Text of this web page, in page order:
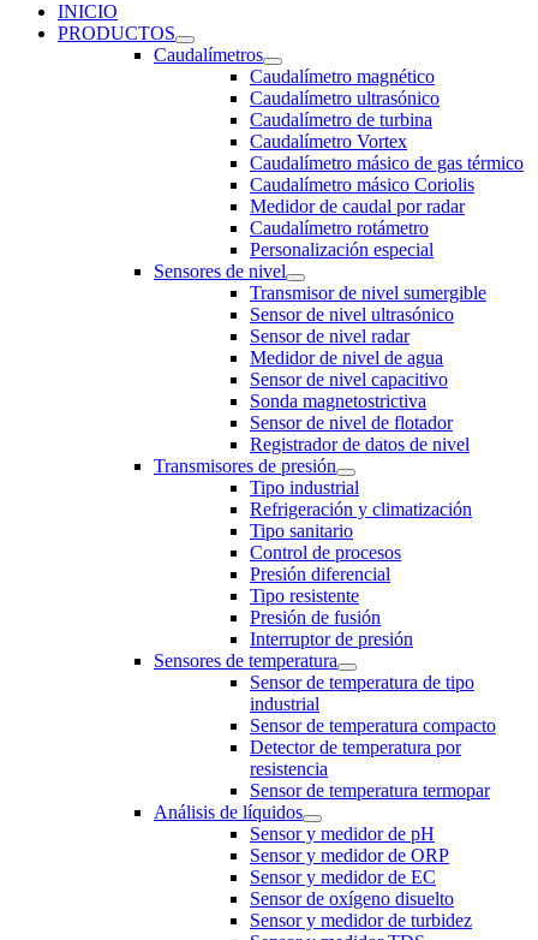
INICIO
PRODUCTOS
Caudalímetros
Caudalímetro magnético
Caudalímetro ultrasónico
Caudalímetro de turbina
Caudalímetro Vortex
Caudalímetro másico de gas térmico
Caudalímetro másico Coriolis
Medidor de caudal por radar
Caudalímetro rotámetro
Personalización especial
Sensores de nivel
Transmisor de nivel sumergible
Sensor de nivel ultrasónico
Sensor de nivel radar
Medidor de nivel de agua
Sensor de nivel capacitivo
Sonda magnetostrictiva
Sensor de nivel de flotador
Registrador de datos de nivel
Transmisores de presión
Tipo industrial
Refrigeración y climatización
Tipo sanitario
Control de procesos
Presión diferencial
Tipo resistente
Presión de fusión
Interruptor de presión
Sensores de temperatura
Sensor de temperatura de tipo
industrial
Sensor de temperatura compacto
Detector de temperatura por
resistencia
Sensor de temperatura termopar
Análisis de líquidos
Sensor y medidor de pH
Sensor y medidor de ORP
Sensor y medidor de EC
Sensor de oxígeno disuelto
Sensor y medidor de turbidez